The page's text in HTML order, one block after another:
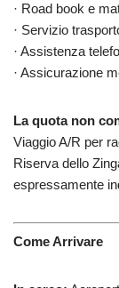
· Road book e
· Servizio
· Assistenza
· Assicurazione
La quota non
Viaggio A/R per
Riserva dello
espressamente
Come Arrivare